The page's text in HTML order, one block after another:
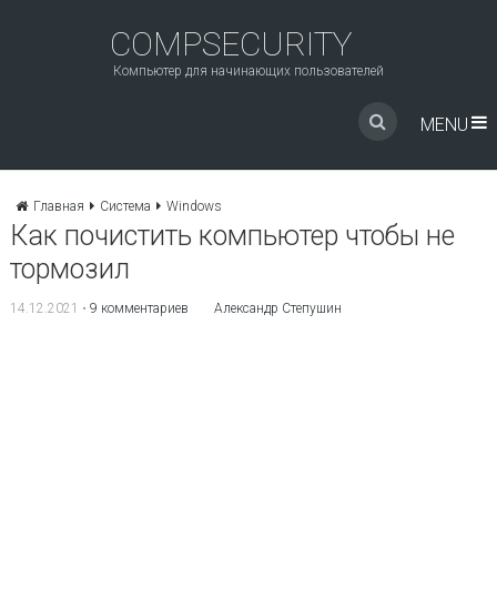
COMPSECURITY
Компьютер для начинающих пользователей
MENU
Главная Система Windows
Как почистить компьютер чтобы не
тормозил
14.12.2021 • 9 комментариев Александр Степушин